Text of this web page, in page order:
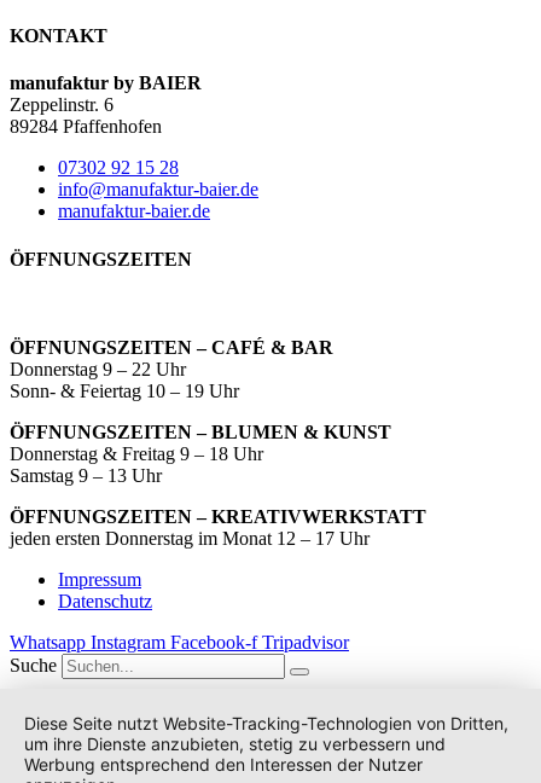
KONTAKT
manufaktur by BAIER
Zeppelinstr. 6
89284 Pfaffenhofen
07302 92 15 28
info@manufaktur-baier.de
manufaktur-baier.de
ÖFFNUNGSZEITEN
ÖFFNUNGSZEITEN – CAFÉ & BAR
Donnerstag 9 – 22 Uhr
Sonn- & Feiertag 10 – 19 Uhr
ÖFFNUNGSZEITEN – BLUMEN & KUNST
Donnerstag & Freitag 9 – 18 Uhr
Samstag 9 – 13 Uhr
ÖFFNUNGSZEITEN – KREATIVWERKSTATT
jeden ersten Donnerstag im Monat 12 – 17 Uhr
Impressum
Datenschutz
Whatsapp Instagram Facebook-f Tripadvisor
Suche
Diese Seite nutzt Website-Tracking-Technologien von Dritten,
um ihre Dienste anzubieten, stetig zu verbessern und
Werbung entsprechend den Interessen der Nutzer